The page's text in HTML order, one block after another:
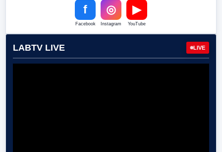
f
Facebook
◎
Instagram
▶
YouTube
LABTV LIVE LIVE